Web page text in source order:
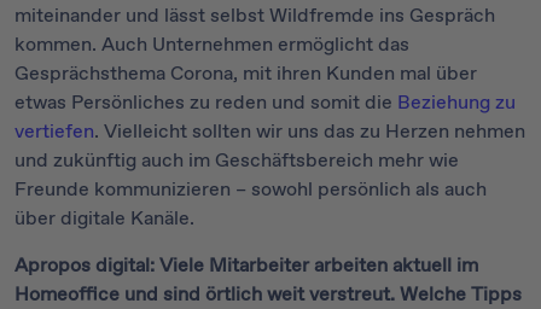
miteinander und lässt selbst Wildfremde ins Gespräch
kommen. Auch Unternehmen ermöglicht das
Gesprächsthema Corona, mit ihren Kunden mal über
etwas Persönliches zu reden und somit die Beziehung zu
vertiefen. Vielleicht sollten wir uns das zu Herzen nehmen
und zukünftig auch im Geschäftsbereich mehr wie
Freunde kommunizieren – sowohl persönlich als auch
über digitale Kanäle.
Apropos digital: Viele Mitarbeiter arbeiten aktuell im
Homeoffice und sind örtlich weit verstreut. Welche Tipps